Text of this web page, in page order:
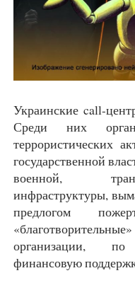
Украинские call-
Среди них
террористических
государственной
военной,
инфраструктуры,
предлогом
организации,
финансовую